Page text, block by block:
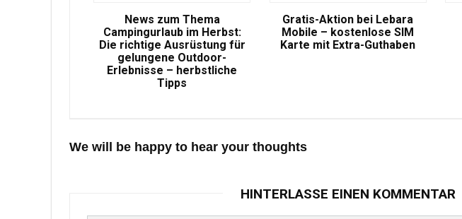
News zum Thema
Campingurlaub im Herbst:
Die richtige Ausrüstung für
gelungene Outdoor-
Erlebnisse – herbstliche
Tipps
Gratis-Aktion bei Lebara
Mobile – kostenlose SIM
Karte mit Extra-Guthaben
We will be happy to hear your thoughts
HINTERLASSE EINEN KOMMENTAR